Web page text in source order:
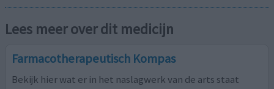
Lees meer over dit medicijn
Farmacotherapeutisch Kompas
Bekijk hier wat er in het naslagwerk van de arts staat